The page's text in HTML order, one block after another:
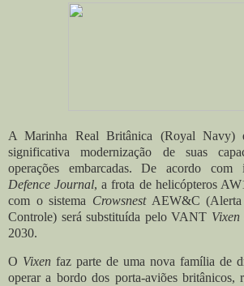
A Marinha Real Britânica (Royal Navy)
significativa modernização de suas
operações embarcadas. De acordo com
Defence Journal, a frota de helicópteros
com o sistema CrowsnestAEW&C (Alerta
Controle) será substituída peloVANT Vixen
2030.
O Vixen faz parte de uma nova família de
operar a bordo dos porta-aviões britânicos,